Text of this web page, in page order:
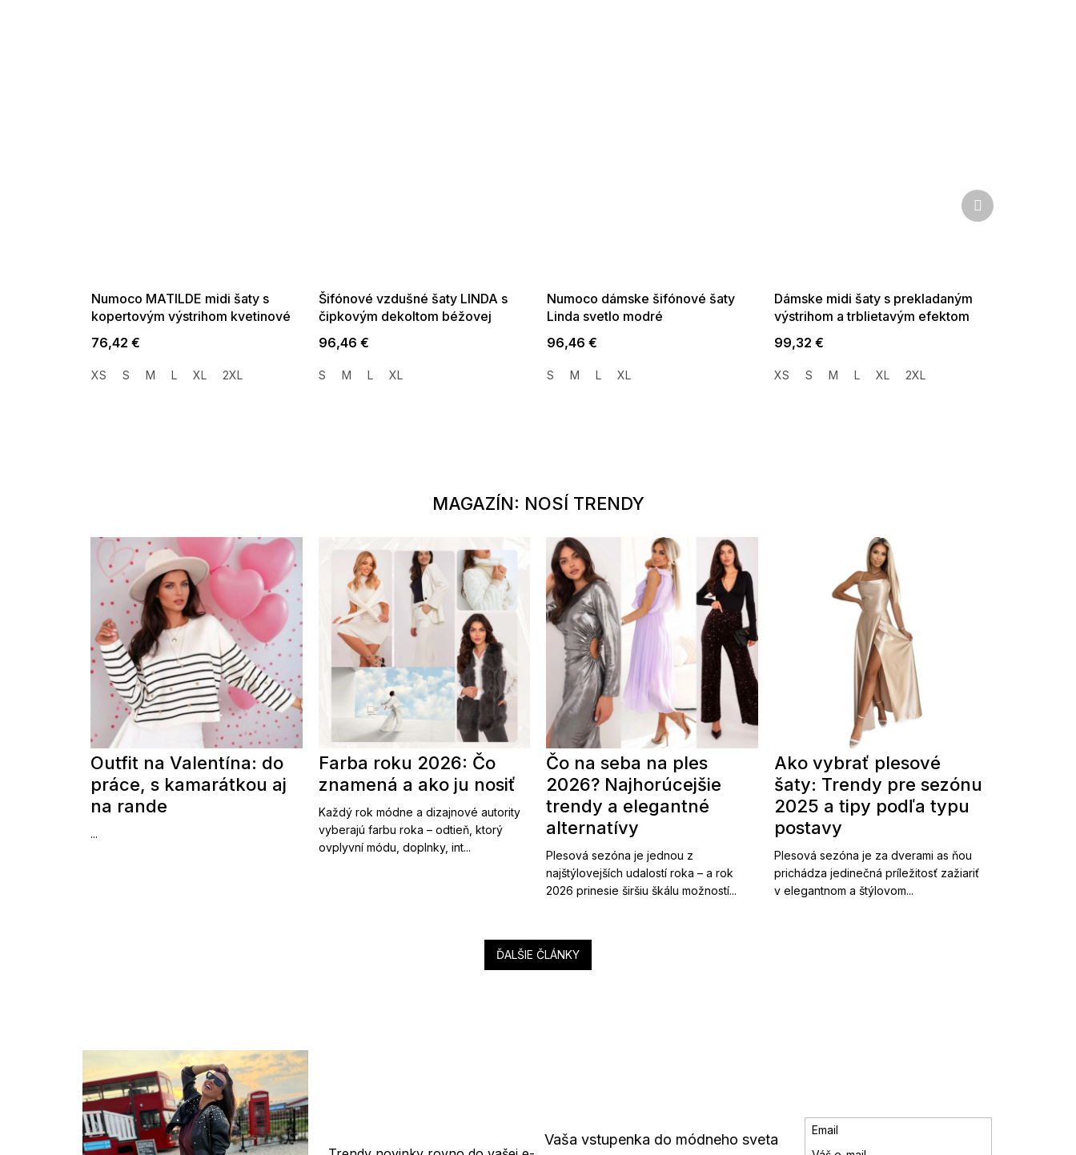
Numoco MATILDE midi šaty s
kopertovým výstrihom kvetinové
76,42 €
XS S M L XL 2XL
Šifónové vzdušné šaty LINDA s
čipkovým dekoltom béžovej
96,46 €
S M L XL
Numoco dámske šifónové šaty
Linda svetlo modré
96,46 €
S M L XL
Dámske midi šaty s prekladaným
výstrihom a trblietavým efektom
99,32 €
XS S M L XL 2XL
Ďalší
produkt
MAGAZÍN: NOSÍ TRENDY
Outfit na Valentína: do
práce, s kamarátkou aj
na rande
...
Farba roku 2026: Čo
znamená a ako ju nosiť
Každý rok módne a dizajnové autority
vyberajú farbu roka – odtieň, ktorý
ovplyvní módu, doplnky, int...
Čo na seba na ples
2026? Najhorúcejšie
trendy a elegantné
alternatívy
Plesová sezóna je jednou z
najštýlovejších udalostí roka – a rok
2026 prinesie širšiu škálu možností...
Ako vybrať plesové
šaty: Trendy pre sezónu
2025 a tipy podľa typu
postavy
Plesová sezóna je za dverami as ňou
prichádza jedinečná príležitosť zažiariť
v elegantnom a štýlovom...
ĎALŠIE ČLÁNKY
Vaša vstupenka do módneho sveta
Email